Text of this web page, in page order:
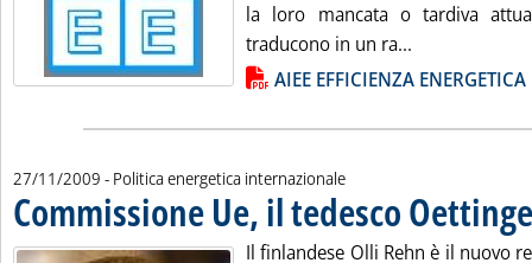
la loro mancata o tardiva
traducono in un ra...
Lista allegati PDF alla notiziaAIEE EFFICIENZA ENERGETICA
27/11/2009 - Politica energetica internazionale
Commissione Ue, il tedesco
Il finlandese Olli Rehn è il nuovo